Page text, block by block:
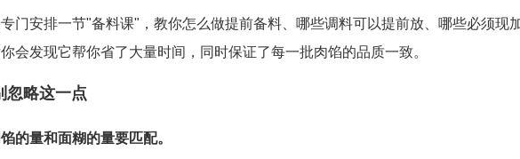
门安排一节"备料课"，教你怎么做提前备料、哪些调料可以提前放、哪些必须现
会发现它帮你省了大量时间，同时保证了每一批肉馅的品质一致。
忽略这一点
的量和面糊的量要匹配。